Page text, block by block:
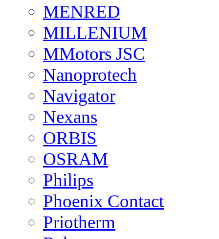
MENRED
MILLENIUM
MMotors JSC
Nanoprotech
Navigator
Nexans
ORBIS
OSRAM
Philips
Phoenix Contact
Priotherm